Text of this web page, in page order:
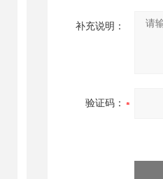
补充说明：
验证码：